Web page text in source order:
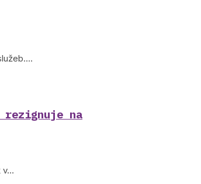
rezignuje na
v…